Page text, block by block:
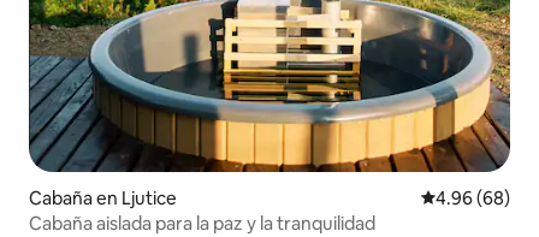
Cabaña en Ljutice Calificación
4.96 (68)
Cabaña aislada para la paz y la tranquilidad